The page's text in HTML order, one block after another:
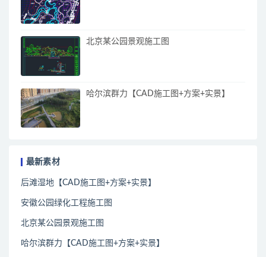
北京某公园景观施工图
哈尔滨群力【CAD施工图+方案+实景】
最新素材
后滩湿地【CAD施工图+方案+实景】
安徽公园绿化工程施工图
北京某公园景观施工图
哈尔滨群力【CAD施工图+方案+实景】